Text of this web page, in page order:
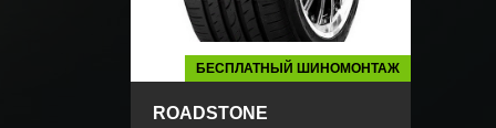
БЕСПЛАТНЫЙ ШИНОМОНТАЖ
ROADSTONE